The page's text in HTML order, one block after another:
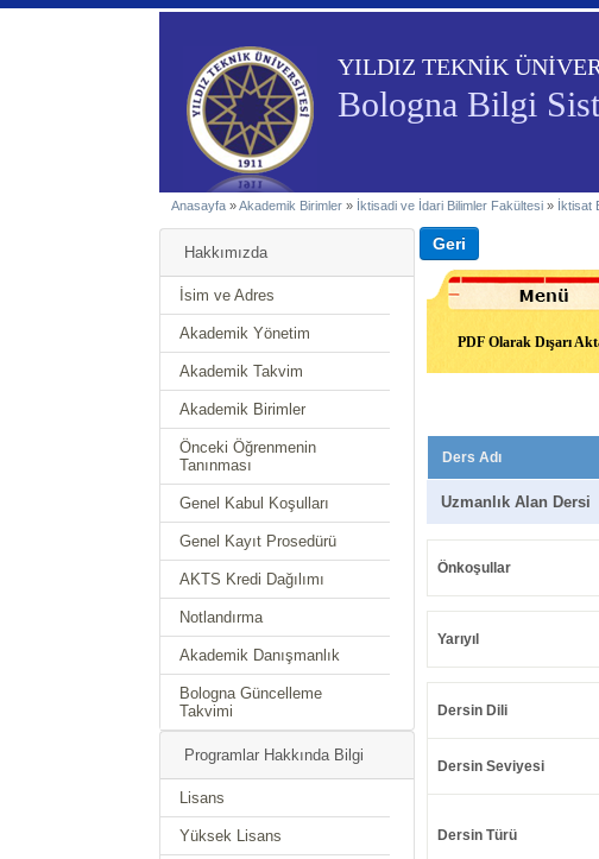
YILDIZ TEKNİK
Bologna Bilgi
Anasayfa »Akademik Birimler » İktisadi ve İdari Bilimler Fakültesi » İktisat
Hakkımızda
İsim ve Adres
Akademik Yönetim
Akademik Takvim
Akademik Birimler
Önceki Öğrenmenin
Tanınması
Genel Kabul Koşulları
Genel Kayıt Prosedürü
AKTS Kredi Dağılımı
Notlandırma
Akademik Danışmanlık
Bologna Güncelleme
Takvimi
Programlar Hakkında Bilgi
Lisans
Yüksek Lisans
PDF Olarak Dışarı
Ders Adı
Uzmanlık Alan Dersi
Önkoşullar
Yarıyıl
Dersin Dili
Dersin Seviyesi
Dersin Türü